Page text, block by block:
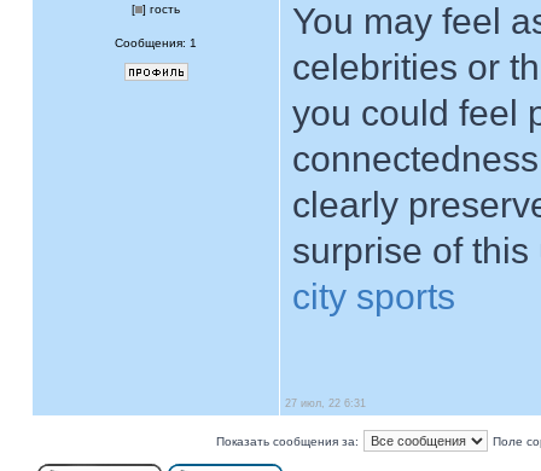
[ ] гость
Сообщения: 1
You may feel
celebrities or
you could feel
clearly
surprise of
city sports
27 июл, 22 6:31
Показать сообщения за: Поле